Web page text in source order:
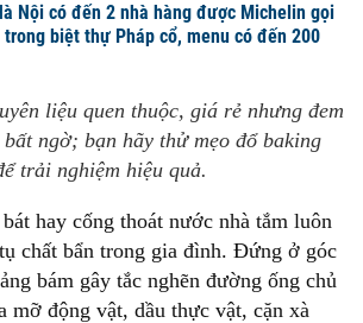
Nội có đến 2 nhà hàng được Michelin gọi
biệt thự Pháp cổ, menu có đến 200
liệu quen thuộc, giá rẻ nhưng đem
ngờ; bạn hãy thử mẹo đổ baking
trải nghiệm hiệu quả.
hay cống thoát nước nhà tắm luôn
chất bẩn trong gia đình. Đứng ở góc
bám gây tắc nghẽn đường ống chủ
mỡ động vật, dầu thực vật, cặn xà